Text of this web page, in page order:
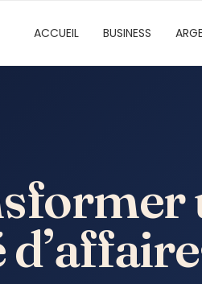
ACCUEIL BUSINESS